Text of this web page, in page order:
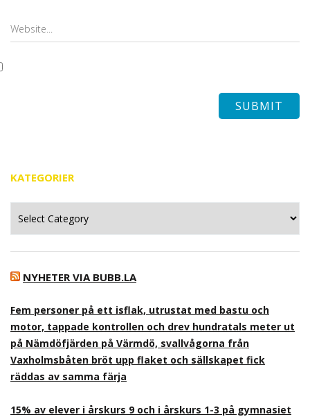
KATEGORIER
NYHETER VIA BUBB.LA
Fem personer på ett isflak, utrustat med bastu och
motor, tappade kontrollen och drev hundratals meter ut
på Nämdöfjärden på Värmdö, svallvågorna från
Vaxholmsbåten bröt upp flaket och sällskapet fick
räddas av samma färja
15% av elever i årskurs 9 och i årskurs 1-3 på gymnasiet